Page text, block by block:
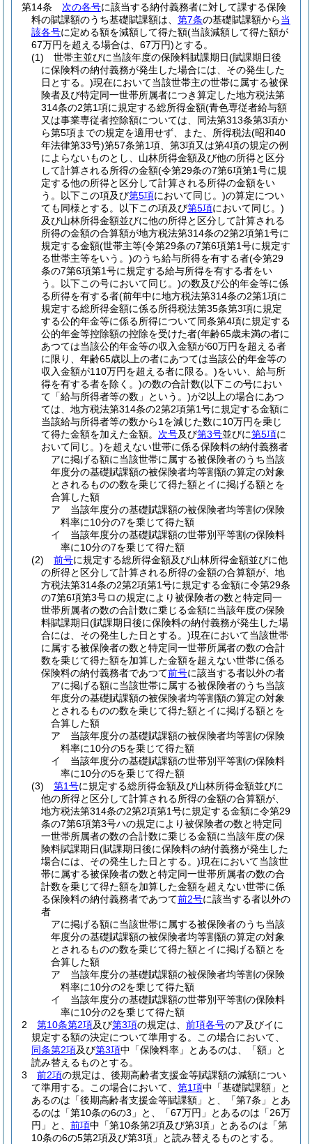
第14条 次の各号に該当する納付義務者に対して課する保険
料の賦課額のうち基礎賦課額は、 第7条の基礎賦課額から当
該各号に定める額を減額して得た額(当該減額して得た額が
67万円を超える場合は、67万円)とする。
(1)
世帯主並びに当該年度の保険料賦課期日(賦課期日後
に保険料の納付義務が発生した場合には、その発生した
日とする。)現在において当該世帯主の世帯に属する被保
険者及び特定同一世帯所属者につき算定した地方税法第
314条の2第1項に規定する総所得金額(青色専従者給与額
又は事業専従者控除額については、同法第313条第3項か
ら第5項までの規定を適用せず、また、所得税法(昭和40
年法律第33号)第57条第1項、第3項又は第4項の規定の例
によらないものとし、山林所得金額及び他の所得と区分
して計算される所得の金額(令第29条の7第6項第1号に規
定する他の所得と区分して計算される所得の金額をい
う。以下この項及び第5項において同じ。)の算定につい
ても同様とする。以下この項及び第5項において同じ。)
及び山林所得金額並びに他の所得と区分して計算される
所得の金額の合算額が地方税法第314条の2第2項第1号に
規定する金額(世帯主等(令第29条の7第6項第1号に規定す
る世帯主等をいう。)のうち給与所得を有する者(令第29
条の7第6項第1号に規定する給与所得を有する者をい
う。以下この号において同じ。)の数及び公的年金等に係
る所得を有する者(前年中に地方税法第314条の2第1項に
規定する総所得金額に係る所得税法第35条第3項に規定
する公的年金等に係る所得について同条第4項に規定する
公的年金等控除額の控除を受けた者(年齢65歳未満の者に
あつては当該公的年金等の収入金額が60万円を超える者
に限り、年齢65歳以上の者にあつては当該公的年金等の
収入金額が110万円を超える者に限る。)をいい、給与所
得を有する者を除く。)の数の合計数(以下この号におい
て「給与所得者等の数」という。)が2以上の場合にあつ
ては、地方税法第314条の2第2項第1号に規定する金額に
当該給与所得者等の数から1を減じた数に10万円を乗じ
て得た金額を加えた金額。 次号及び第3号並びに第5項に
おいて同じ。)を超えない世帯に係る保険料の納付義務者
アに掲げる額に当該世帯に属する被保険者のうち当該
年度分の基礎賦課額の被保険者均等割額の算定の対象
とされるものの数を乗じて得た額とイに掲げる額とを
合算した額
ア 当該年度分の基礎賦課額の被保険者均等割の保険
料率に10分の7を乗じて得た額
イ 当該年度分の基礎賦課額の世帯別平等割の保険料
率に10分の7を乗じて得た額
(2)
前号に規定する総所得金額及び山林所得金額並びに他
の所得と区分して計算される所得の金額の合算額が、地
方税法第314条の2第2項第1号に規定する金額に令第29条
の7第6項第3号ロの規定により被保険者の数と特定同一
世帯所属者の数の合計数に乗じる金額に当該年度の保険
料賦課期日(賦課期日後に保険料の納付義務が発生した場
合には、その発生した日とする。)現在において当該世帯
に属する被保険者の数と特定同一世帯所属者の数の合計
数を乗じて得た額を加算した金額を超えない世帯に係る
保険料の納付義務者であつて前号に該当する者以外の者
アに掲げる額に当該世帯に属する被保険者のうち当該
年度分の基礎賦課額の被保険者均等割額の算定の対象
とされるものの数を乗じて得た額とイに掲げる額とを
合算した額
ア 当該年度分の基礎賦課額の被保険者均等割の保険
料率に10分の5を乗じて得た額
イ 当該年度分の基礎賦課額の世帯別平等割の保険料
率に10分の5を乗じて得た額
(3)
第1号に規定する総所得金額及び山林所得金額並びに
他の所得と区分して計算される所得の金額の合算額が、
地方税法第314条の2第2項第1号に規定する金額に令第29
条の7第6項第3号ハの規定により被保険者の数と特定同
一世帯所属者の数の合計数に乗じる金額に当該年度の保
険料賦課期日(賦課期日後に保険料の納付義務が発生した
場合には、その発生した日とする。)現在において当該世
帯に属する被保険者の数と特定同一世帯所属者の数の合
計数を乗じて得た額を加算した金額を超えない世帯に係
る保険料の納付義務者であつて前2号に該当する者以外の
者
アに掲げる額に当該世帯に属する被保険者のうち当該
年度分の基礎賦課額の被保険者均等割額の算定の対象
とされるものの数を乗じて得た額とイに掲げる額とを
合算した額
ア 当該年度分の基礎賦課額の被保険者均等割の保険
料率に10分の2を乗じて得た額
イ 当該年度分の基礎賦課額の世帯別平等割の保険料
率に10分の2を乗じて得た額
2
第10条第2項及び第3項の規定は、 前項各号のア及びイに
規定する額の決定について準用する。
この場合において、
同条第2項及び第3項中「保険料率」とあるのは、「額」と
読み替えるものとする。
3
前2項の規定は、後期高齢者支援金等賦課額の減額につい
て準用する。
この場合において、 第1項中「基礎賦課額」と
あるのは「後期高齢者支援金等賦課額」と、「第7条」とあ
るのは「第10条の6の3」と、「67万円」とあるのは「26万
円」と、 前項中「第10条第2項及び第3項」とあるのは「第
10条の6の5第2項及び第3項」と読み替えるものとする。